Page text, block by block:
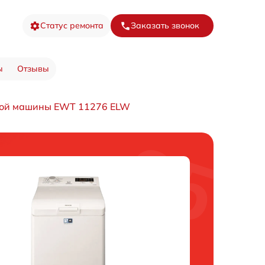
Статус ремонта Заказать звонок
Отзывы
машины EWT 11276 ELW